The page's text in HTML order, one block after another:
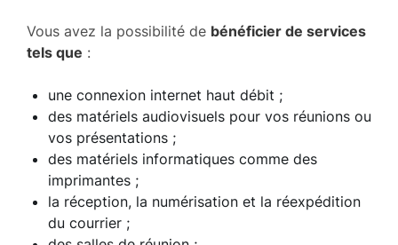
Vous avez la possibilité de bénéficier de services
tels que :
une connexion internet haut débit ;
des matériels audiovisuels pour vos réunions ou
vos présentations ;
des matériels informatiques comme des
imprimantes ;
la réception, la numérisation et la réexpédition
du courrier ;